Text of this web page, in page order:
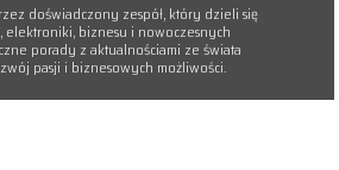
doświadczony zespół, który dzieli się
elektroniki, biznesu i nowoczesnych
porady z aktualnościami ze świata
pasji i biznesowych możliwości.